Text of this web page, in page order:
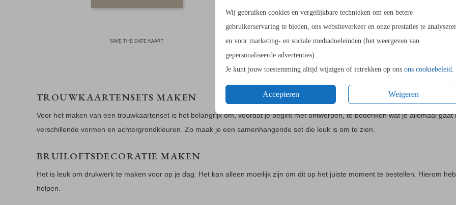
Wij gebruiken cookies en vergelijkbare technieken om een betere
gebruikerservaring te bieden, ons websiteverkeer en onze prestaties te
en voor marketing- en sociale mediadoeleinden (het weergeven van
gepersonaliseerde advertenties).
Je kunt jouw toestemming altijd wijzigen of intrekken op ons ons cookiebeleid.
Accepteren Weigeren
SAVE THE DATE KAART
TROUWKAARTENSETS MAKEN
Voor het maken van een trouwkaartenset is het belangrijk om, voordat je begint met ontwerpen, te bedenken wat je allemaal
verschillende vormen en achtergrondkleuren. Zo maak je een samenhangende set die leuk is om te zien.
BRUILOFTSDECORATIE MAKEN
Het is leuk om drukwerk te maken voor op je dag. Het kan alleen moeilijk zijn om dit op het juiste moment te bestellen. Hierom
helpen.